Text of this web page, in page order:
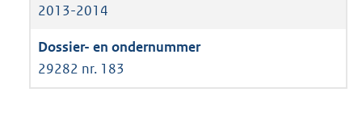
2013-2014
29282 nr. 183